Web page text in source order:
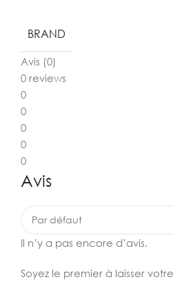
BRAND
Avis (0)
0 reviews
0
0
0
0
0
Avis
Il n’y a pas encore d’avis.
Soyez le premier à laisser